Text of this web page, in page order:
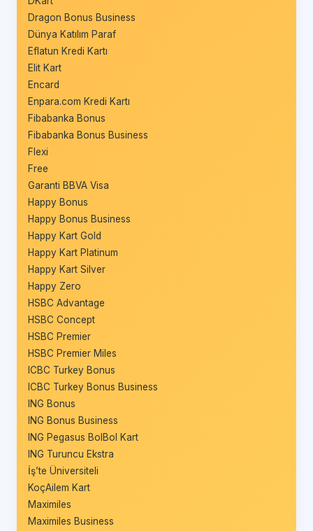
Dragon Bonus Business
Dünya Katılım Paraf
Eflatun Kredi Kartı
Elit Kart
Encard
Enpara.com Kredi Kartı
Fibabanka Bonus
Fibabanka Bonus Business
Flexi
Free
Garanti BBVA Visa
Happy Bonus
Happy Bonus Business
Happy Kart Gold
Happy Kart Platinum
Happy Kart Silver
Happy Zero
HSBC Advantage
HSBC Concept
HSBC Premier
HSBC Premier Miles
ICBC Turkey Bonus
ICBC Turkey Bonus Business
ING Bonus
ING Bonus Business
ING Pegasus BolBol Kart
ING Turuncu Ekstra
İş’te Üniversiteli
KoçAilem Kart
Maximiles
Maximiles Business